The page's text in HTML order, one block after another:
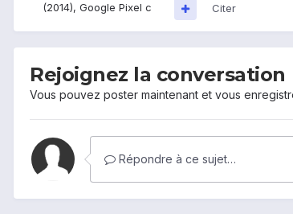
(2014), Google Pixel c
Citer
Rejoignez la conversation
Vous pouvez poster maintenant et vous
Répondre à ce sujet…